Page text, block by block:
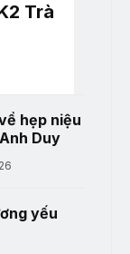
Trà
hẹp niệu
Duy
yếu